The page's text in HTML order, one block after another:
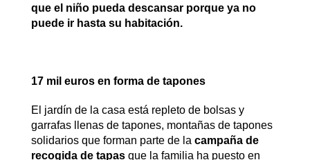
que el niño pueda descansar porque ya no
puede ir hasta su habitación.
17 mil euros en forma de tapones
El jardín de la casa está repleto de bolsas y
garrafas llenas de tapones, montañas de tapones
solidarios que forman parte de la campaña de
recogida de tapas que la familia ha puesto en